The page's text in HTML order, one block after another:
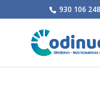
930 106 248